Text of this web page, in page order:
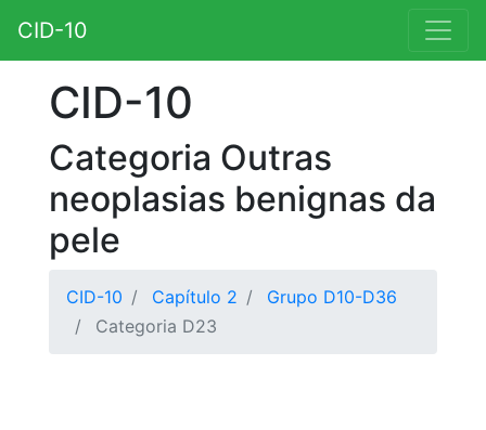
CID-10
CID-10
Categoria Outras
neoplasias benignas da
pele
CID-10 Capítulo 2
Grupo D10-D36
Categoria D23